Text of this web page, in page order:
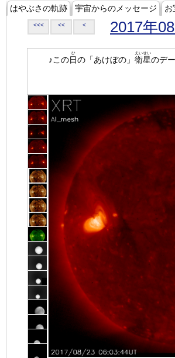
はやぶさの軌跡 宇宙からのメッセージ お
<<< << < 2017年08
♪この日
ひ
の「あけぼの」 衛星
えいせい
のデ